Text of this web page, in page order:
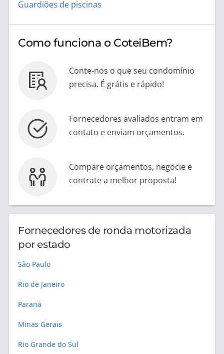
Guardiões de piscinas
Como funciona o CoteiBem?
Conte-nos o que seu condomínio
precisa. É grátis e rápido!
Fornecedores avaliados entram em
contato e enviam orçamentos.
Compare orçamentos, negocie e
contrate a melhor proposta!
Fornecedores de ronda motorizada
por estado
São Paulo
Rio de Janeiro
Paraná
Minas Gerais
Rio Grande do Sul